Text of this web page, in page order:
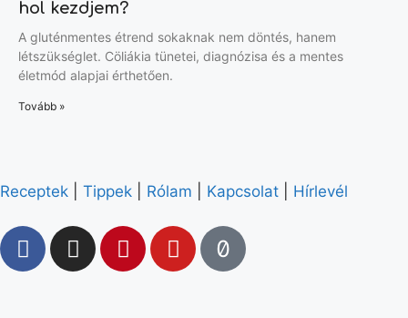
hol kezdjem?
A gluténmentes étrend sokaknak nem döntés, hanem
létszükséglet. Cöliákia tünetei, diagnózisa és a mentes
életmód alapjai érthetően.
Tovább »
Receptek Tippek Rólam Kapcsolat Hírlevél